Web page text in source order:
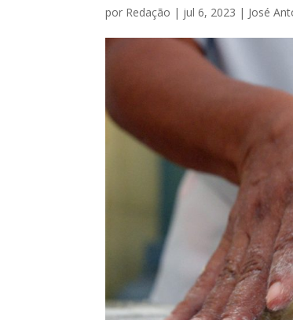
por Redação | jul 6, 2023 | José